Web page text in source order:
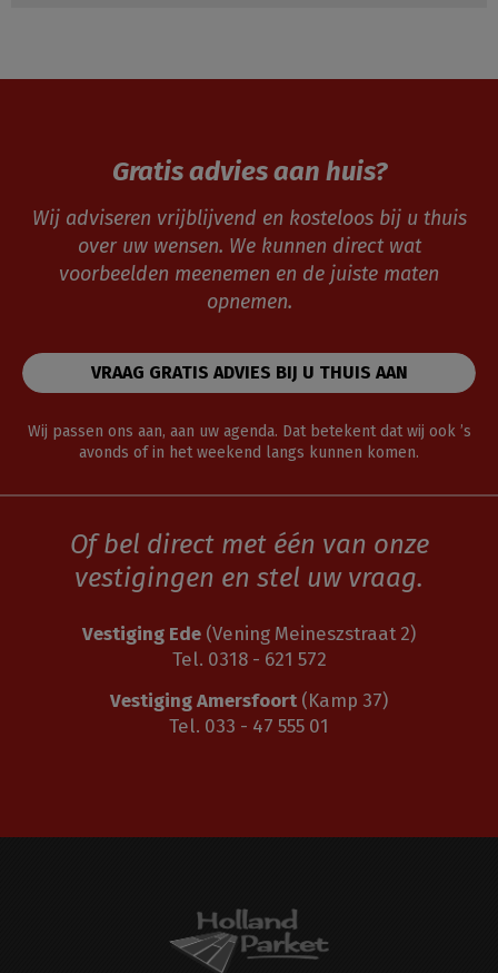
Gratis advies aan huis?
Wij adviseren vrijblijvend en kosteloos bij u thuis
over uw wensen. We kunnen direct wat
voorbeelden meenemen en de juiste maten
opnemen.
VRAAG GRATIS ADVIES BIJ U THUIS AAN
Wij passen ons aan, aan uw agenda. Dat betekent dat wij ook ’s
avonds of in het weekend langs kunnen komen.
Of bel direct met één van onze
vestigingen en stel uw vraag.
Vestiging Ede (Vening Meineszstraat 2)
Tel. 0318 - 621 572
Vestiging Amersfoort (Kamp 37)
Tel. 033 - 47 555 01